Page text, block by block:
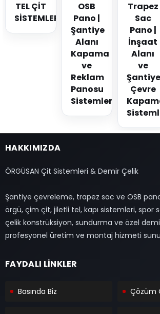
TEL ÇİT
SİSTEMLERİ
OSB
Pano |
Şantiye
Alanı
Kapama
ve
Reklam
Panosu
Sistemleri
Trapez
Sac
Pano |
İnşaat
Alanı
ve
Şantiye
Çevre
HAKKIMIZDA
ÖRGÜSAN Çit Sistemleri & Demir Çelik
Şantiye çevreleme, trapez sac ve OSB
örgü, çim çit, jiletli tel, kapı sistemleri, spor
çelik konstrüksiyon, sundurma ve özel
profesyonel üretim ve montaj hizmeti
FAYDALI LİNKLER
Basında Biz Çözüm